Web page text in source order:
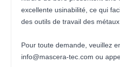
excellente usinabilité, ce qui
des outils de travail des métaux
Pour toute demande, veuillez
info@mascera-tec.com ou